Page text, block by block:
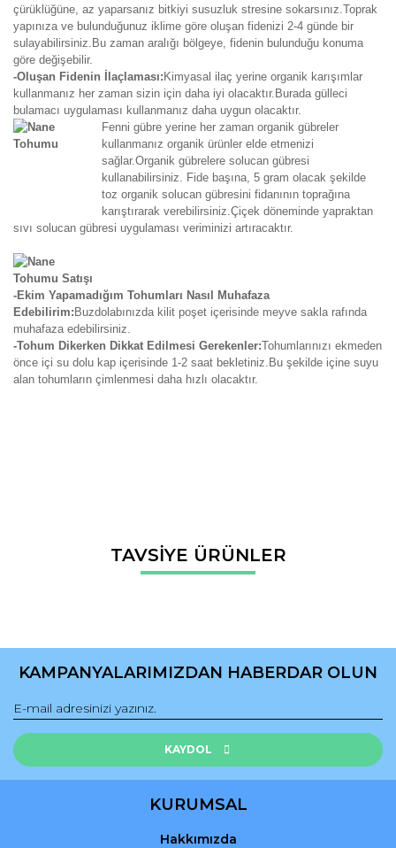
çürüklüğüne, az yaparsanız bitkiyi susuzluk stresine sokarsınız.Toprak
yapınıza ve bulunduğunuz iklime göre oluşan fidenizi 2-4 günde bir
sulayabilirsiniz.Bu zaman aralığı bölgeye, fidenin bulunduğu konuma
göre değişebilir.
-Oluşan Fidenin İlaçlaması: Kimyasal ilaç yerine organik karışımlar
kullanmanız her zaman sizin için daha iyi olacaktır.Burada gülleci
bulamacı uygulaması kullanmanız daha uygun olacaktır.
Fenni gübre yerine her zaman organik gübreler
kullanmanız organik ürünler elde etmenizi
sağlar.Organik gübrelere solucan gübresi
kullanabilirsiniz. Fide başına, 5 gram olacak şekilde
toz organik solucan gübresini fidanının toprağına
karıştırarak verebilirsiniz.Çiçek döneminde yapraktan
sıvı solucan gübresi uygulaması veriminizi artıracaktır.
-Ekim Yapamadığım Tohumları Nasıl Muhafaza
Edebilirim: Buzdolabınızda kilit poşet içerisinde meyve sakla rafında
muhafaza edebilirsiniz.
-Tohum Dikerken Dikkat Edilmesi Gerekenler:Tohumlarınızı ekmeden
önce içi su dolu kap içerisinde 1-2 saat bekletiniz.Bu şekilde içine suyu
alan tohumların çimlenmesi daha hızlı olacaktır.
Bu ürüne ilk yorumu siz yapın!
Bu ürünün fiyat bilgisi, resim, ürün açıklamalarında ve diğer
konularda yetersiz gördüğünüz noktaları öneri formunu
Ürün açıklamasında eksik bilgiler bulunuyor.
Ürün fiyatı diğer sitelerden daha pahalı.
Bu ürüne benzer farklı alternatifler olmalı.
TAVSİYE ÜRÜNLER
KAMPANYALARIMIZDAN HABERDAR OLUN
KAYDOL
KURUMSAL
Hakkımızda